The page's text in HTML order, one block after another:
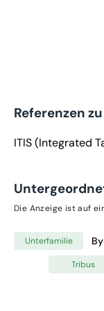
Referenzen
ITIS (Integrated
Die Anzeige ist auf
Unterfamilie
Tribus